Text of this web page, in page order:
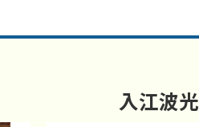
入江波光